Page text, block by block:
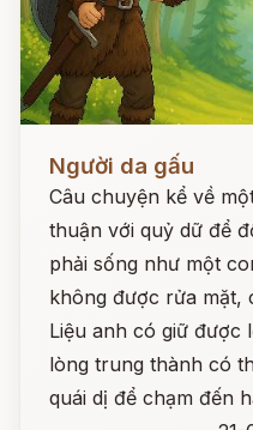
Người da gấu
Câu chuyện kể về
thuận với quỷ dữ để
phải sống như một
không được rửa mặt,
Liệu anh có giữ được
lòng trung thành có
quái dị để chạm đến